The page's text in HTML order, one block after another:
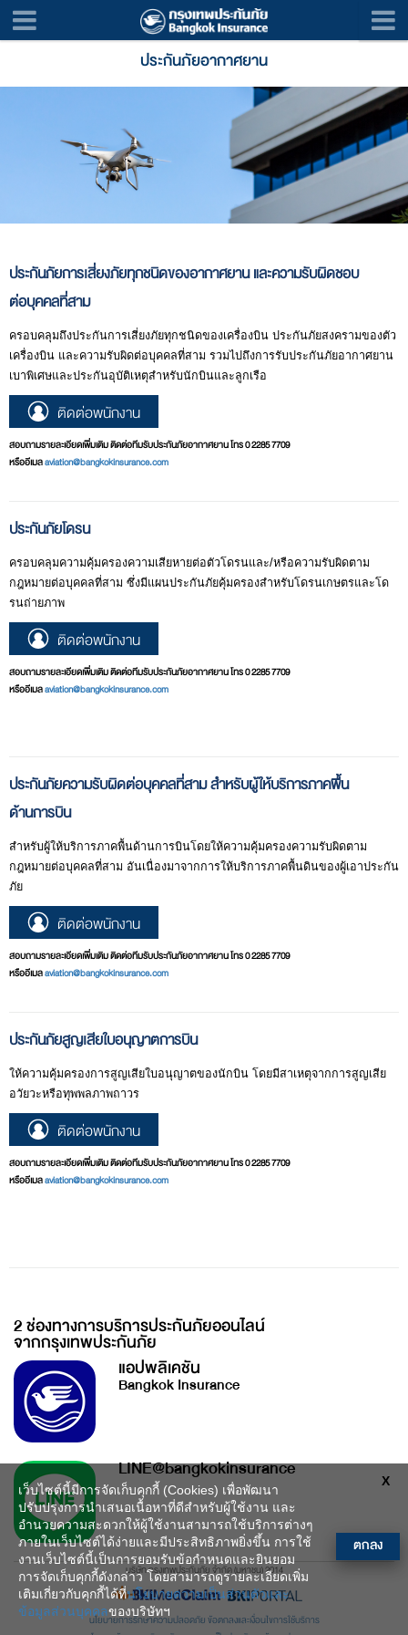
ประกันภัยอากาศยาน
ประกันภัยการเสี่ยงภัยทุกชนิดของอากาศยาน และความรับผิดชอบ
ต่อบุคคลที่สาม
ครอบคลุมถึงประกันการเสี่ยงภัยทุกชนิดของเครื่องบิน ประกันภัยสงครามของตัว
เครื่องบิน และความรับผิดต่อบุคคลที่สาม รวมไปถึงการรับประกันภัยอากาศยาน
เบาพิเศษและประกันอุบัติเหตุสำหรับนักบินและลูกเรือ
ติดต่อพนักงาน
สอบถามรายละเอียดเพิ่มเติม ติดต่อทีมรับประกันภัยอากาศยาน โทร 0 2285 7709
หรืออีเมลaviation@bangkokinsurance.com
ประกันภัยโดรน
ครอบคลุมความคุ้มครองความเสียหายต่อตัวโดรนและ/หรือความรับผิดตาม
กฎหมายต่อบุคคลที่สาม ซึ่งมีแผนประกันภัยคุ้มครองสำหรับโดรนเกษตรและโด
รนถ่ายภาพ
ติดต่อพนักงาน
สอบถามรายละเอียดเพิ่มเติม ติดต่อทีมรับประกันภัยอากาศยาน โทร 0 2285 7709
หรืออีเมลaviation@bangkokinsurance.com
ประกันภัยความรับผิดต่อบุคคลที่สาม สำหรับผู้ให้บริการภาคพื้น
ด้านการบิน
สำหรับผู้ให้บริการภาคพื้นด้านการบินโดยให้ความคุ้มครองความรับผิดตาม
กฎหมายต่อบุคคลที่สาม อันเนื่องมาจากการให้บริการภาคพื้นดินของผู้เอาประกัน
ภัย
ติดต่อพนักงาน
สอบถามรายละเอียดเพิ่มเติม ติดต่อทีมรับประกันภัยอากาศยาน โทร 0 2285 7709
หรืออีเมลaviation@bangkokinsurance.com
ประกันภัยสูญเสียใบอนุญาตการบิน
ให้ความคุ้มครองการสูญเสียใบอนุญาตของนักบิน โดยมีสาเหตุจากการสูญเสีย
อวัยวะหรือทุพพลภาพถาวร
ติดต่อพนักงาน
สอบถามรายละเอียดเพิ่มเติม ติดต่อทีมรับประกันภัยอากาศยาน โทร 0 2285 7709
หรืออีเมลaviation@bangkokinsurance.com
2 ช่องทางการบริการประกันภัยออนไลน์
จากกรุงเทพประกันภัย
แอปพลิเคชัน
Bangkok Insurance
LINE@bangkokinsurance X
เว็บไซต์นี้มีการจัดเก็บคุกกี้ (Cookies) เพื่อพัฒนา
ปรับปรุงการนำเสนอเนื้อหาที่ดีสำหรับผู้ใช้งาน และ
อำนวยความสะดวกให้ผู้ใช้งานสามารถใช้บริการต่างๆ
ภายในเว็บไซต์ได้ง่ายและมีประสิทธิภาพยิ่งขึ้น การใช้
งานเว็บไซต์นี้เป็นการยอมรับข้อกำหนดและยินยอม
การจัดเก็บคุกกี้ดังกล่าว โดยสามารถดูรายละเอียดเพิ่ม
เติมเกี่ยวกับคุกกี้ได้ที่นโยบายความเป็นส่วนตัวและ
ข้อมูลส่วนบุคคลของบริษัทฯ
ตกลง
บริษัท กรุงเทพประกันภัย จำกัด (มหาชน) 2014
นโยบายการรักษาความปลอดภัยข้อตกลงและเงื่อนไขการใช้บริการ